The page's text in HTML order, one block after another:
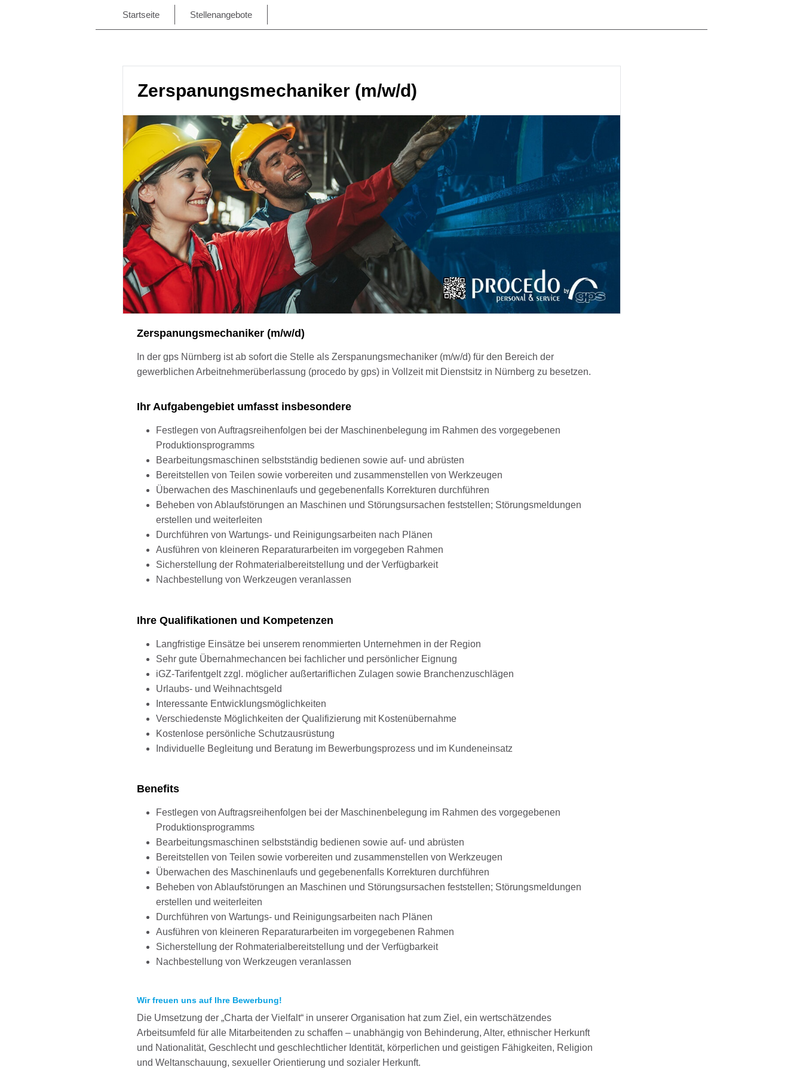
Startseite Stellenangebote
Zerspanungsmechaniker (m/w/d)
Zerspanungsmechaniker (m/w/d)
In der gps Nürnberg ist ab sofort die Stelle als Zerspanungsmechaniker (m/w/d) für den Bereich der
gewerblichen Arbeitnehmerüberlassung (procedo by gps) in Vollzeit mit Dienstsitz in Nürnberg zu besetzen.
Ihr Aufgabengebiet umfasst insbesondere
Festlegen von Auftragsreihenfolgen bei der Maschinenbelegung im Rahmen des vorgegebenen
Produktionsprogramms
Bearbeitungsmaschinen selbstständig bedienen sowie auf- und abrüsten
Bereitstellen von Teilen sowie vorbereiten und zusammenstellen von Werkzeugen
Überwachen des Maschinenlaufs und gegebenenfalls Korrekturen durchführen
Beheben von Ablaufstörungen an Maschinen und Störungsursachen feststellen; Störungsmeldungen
erstellen und weiterleiten
Durchführen von Wartungs- und Reinigungsarbeiten nach Plänen
Ausführen von kleineren Reparaturarbeiten im vorgegeben Rahmen
Sicherstellung der Rohmaterialbereitstellung und der Verfügbarkeit
Nachbestellung von Werkzeugen veranlassen
Ihre Qualifikationen und Kompetenzen
Langfristige Einsätze bei unserem renommierten Unternehmen in der Region
Sehr gute Übernahmechancen bei fachlicher und persönlicher Eignung
iGZ-Tarifentgelt zzgl. möglicher außertariflichen Zulagen sowie Branchenzuschlägen
Urlaubs- und Weihnachtsgeld
Interessante Entwicklungsmöglichkeiten
Verschiedenste Möglichkeiten der Qualifizierung mit Kostenübernahme
Kostenlose persönliche Schutzausrüstung
Individuelle Begleitung und Beratung im Bewerbungsprozess und im Kundeneinsatz
Benefits
Festlegen von Auftragsreihenfolgen bei der Maschinenbelegung im Rahmen des vorgegebenen
Produktionsprogramms
Bearbeitungsmaschinen selbstständig bedienen sowie auf- und abrüsten
Bereitstellen von Teilen sowie vorbereiten und zusammenstellen von Werkzeugen
Überwachen des Maschinenlaufs und gegebenenfalls Korrekturen durchführen
Beheben von Ablaufstörungen an Maschinen und Störungsursachen feststellen; Störungsmeldungen
erstellen und weiterleiten
Durchführen von Wartungs- und Reinigungsarbeiten nach Plänen
Ausführen von kleineren Reparaturarbeiten im vorgegebenen Rahmen
Sicherstellung der Rohmaterialbereitstellung und der Verfügbarkeit
Nachbestellung von Werkzeugen veranlassen
Wir freuen uns auf Ihre Bewerbung!
Die Umsetzung der „Charta der Vielfalt“ in unserer Organisation hat zum Ziel, ein wertschätzendes
Arbeitsumfeld für alle Mitarbeitenden zu schaffen – unabhängig von Behinderung, Alter, ethnischer Herkunft
und Nationalität, Geschlecht und geschlechtlicher Identität, körperlichen und geistigen Fähigkeiten, Religion
und Weltanschauung, sexueller Orientierung und sozialer Herkunft.